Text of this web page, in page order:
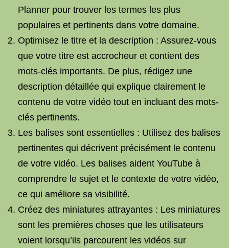
Planner pour trouver les termes les plus
populaires et pertinents dans votre domaine.
Optimisez le titre et la description : Assurez-vous
que votre titre est accrocheur et contient des
mots-clés importants. De plus, rédigez une
description détaillée qui explique clairement le
contenu de votre vidéo tout en incluant des mots-
clés pertinents.
Les balises sont essentielles : Utilisez des balises
pertinentes qui décrivent précisément le contenu
de votre vidéo. Les balises aident YouTube à
comprendre le sujet et le contexte de votre vidéo,
ce qui améliore sa visibilité.
Créez des miniatures attrayantes : Les miniatures
sont les premières choses que les utilisateurs
voient lorsqu’ils parcourent les vidéos sur